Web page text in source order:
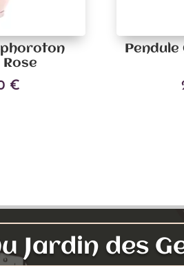
€
Pendule
Jardin des